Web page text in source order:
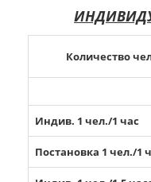
Количество
Индив. 1 чел./1 час
Постановка 1 чел./1